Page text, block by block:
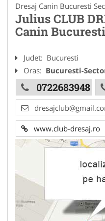
Dresaj Canin Bucuresti
Julius CLUB
Canin
Judet: Bucuresti
Oras: Bucuresti-
0722683948
www.club-dresaj.ro